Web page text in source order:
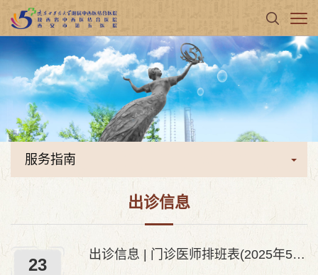
服务指南
出诊信息
23
出诊信息 | 门诊医师排班表(2025年5月26日—2025年6月1日)